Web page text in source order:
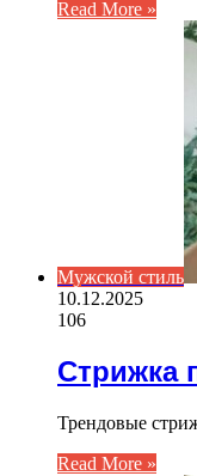
Read More »
Мужской стиль
10.12.2025
106
Стрижка
Трендовые
Read More »